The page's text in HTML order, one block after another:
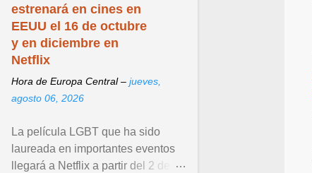
estrenará en cines en
EEUU el 16 de octubre
y en diciembre en
Netflix
Hora de Europa Central – jueves,
agosto 06, 2026
La película LGBT que ha sido
laureada en importantes eventos
llegará a Netflix a partir del 2 de